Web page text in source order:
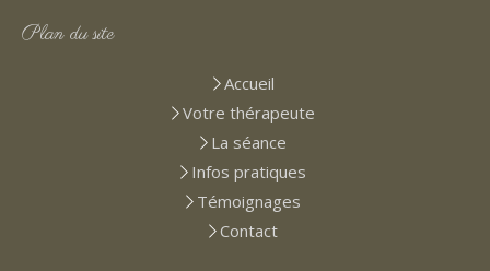
Plan du site
Accueil
Votre thérapeute
La séance
Infos pratiques
Témoignages
Contact